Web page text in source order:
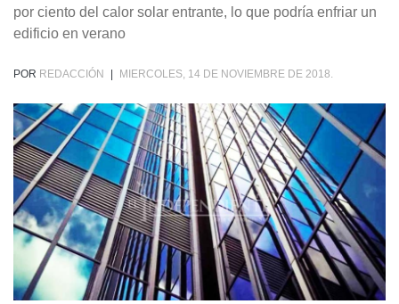
por ciento del calor solar entrante, lo que podría enfriar un
edificio en verano
POR REDACCIÓN MIERCOLES, 14 DE NOVIEMBRE DE 2018.